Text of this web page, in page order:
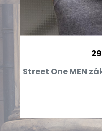
Street One MEN